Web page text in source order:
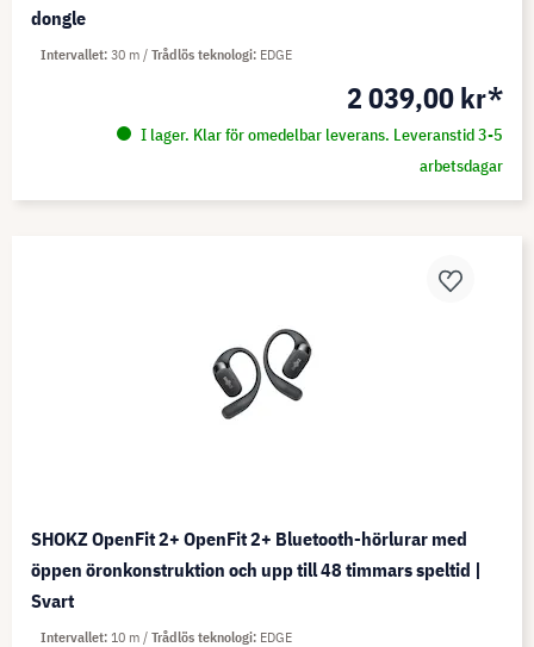
dongle
2 039,00 kr*
I lager. Klar för omedelbar leverans. Leveranstid 3-5
arbetsdagar
Intervallet 30 m Trådlös teknologi EDGE
SHOKZ OpenFit 2+ OpenFit 2+ Bluetooth-hörlurar med
öppen öronkonstruktion och upp till 48 timmars speltid |
Svart
Intervallet 10 m Trådlös teknologi EDGE